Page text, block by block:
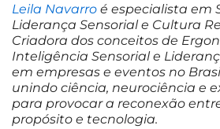
Leila Navarro é especialista em
Liderança Sensorial e Cultura
Criadora dos conceitos de
Inteligência Sensorial e
em empresas e eventos no
unindo ciência, neurociência e
para provocar a reconexão
propósito e tecnologia.